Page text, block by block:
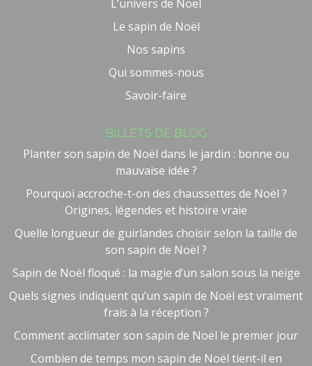
L’univers de Noël
Le sapin de Noël
Nos sapins
Qui sommes-nous
Savoir-faire
BILLETS DE BLOG
Planter son sapin de Noël dans le jardin : bonne ou
mauvaise idée ?
Pourquoi accroche-t-on des chaussettes de Noël ?
Origines, légendes et histoire vraie
Quelle longueur de guirlandes choisir selon la taille de
son sapin de Noël ?
Sapin de Noël floqué : la magie d’un salon sous la neige
Quels signes indiquent qu’un sapin de Noël est vraiment
frais à la réception ?
Comment acclimater son sapin de Noël le premier jour
Combien de temps mon sapin de Noël tient-il en